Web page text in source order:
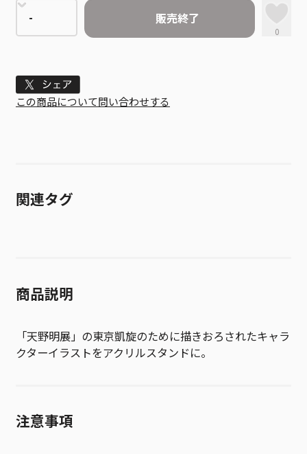
販売終了
0
Tweet
この商品について問い合わせする
関連タグ
商品説明
「天野明展」の東京凱旋のために描きおろされたキャラ
クターイラストをアクリルスタンドに。
注意事項